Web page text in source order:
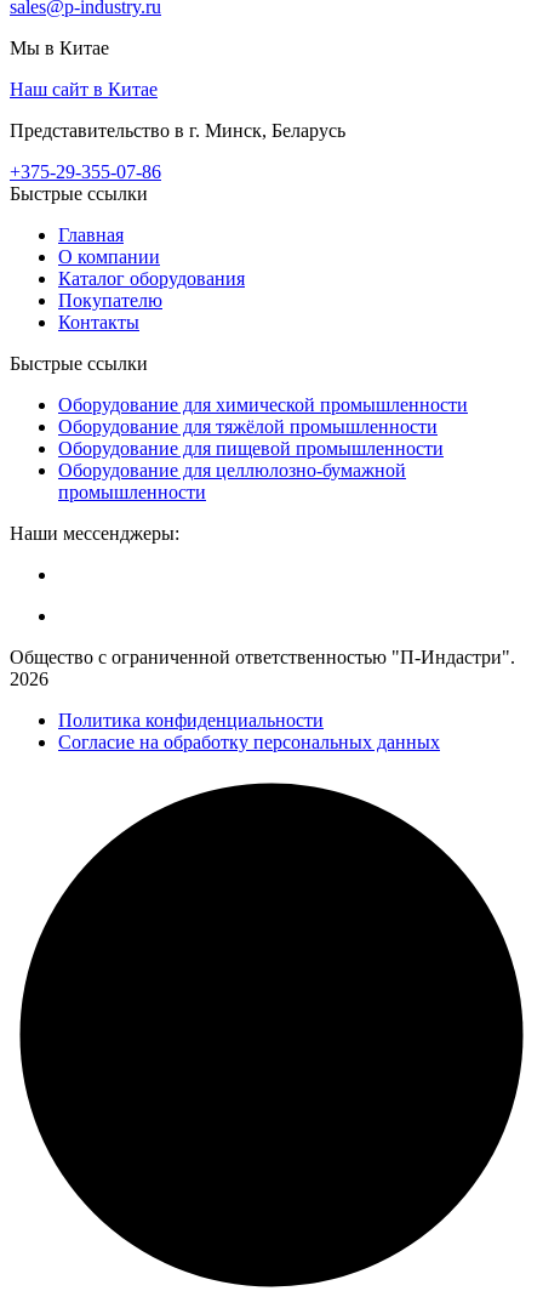
sales@p-industry.ru
Мы в Китае
Наш сайт в Китае
Представительство в г. Минск, Беларусь
+375-29-355-07-86
Быстрые ссылки
Главная
О компании
Каталог оборудования
Покупателю
Контакты
Быстрые ссылки
Оборудование для химической промышленности
Оборудование для тяжёлой промышленности
Оборудование для пищевой промышленности
Оборудование для целлюлозно-бумажной
промышленности
Наши мессенджеры:
Общество с ограниченной ответственностью "П-Индастри".
2026
Политика конфиденциальности
Согласие на обработку персональных данных